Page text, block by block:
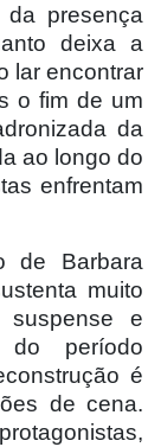
presença
deixa a
lar encontrar
o fim de um
da
ao longo do
enfrentam
de Barbara
muito
suspense e
do período
é
de cena.